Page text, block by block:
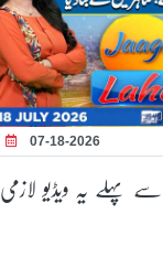
07-18-2026
پہلے یہ ویڈیو لازمی